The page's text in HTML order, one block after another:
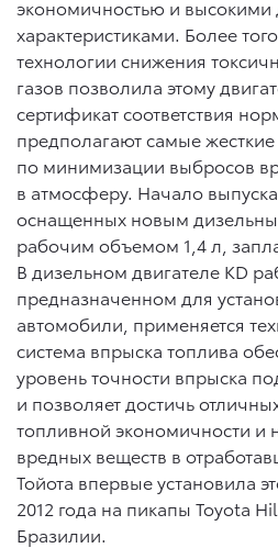
экономичностью и
характеристиками. Более
технологии снижения
газов позволила этому
сертификат соответствия
предполагают самые
по минимизации выбросов
в атмосферу. Начало
оснащенных новым
рабочим объемом 1,4 л,
В дизельном двигателе KD
предназначенном для
автомобили, применяется
система впрыска топлива
уровень точности впрыска
и позволяет достичь
топливной экономичности и
вредных веществ в
Тойота впервые установила
2012 года на пикапы Toyota
Бразилии.